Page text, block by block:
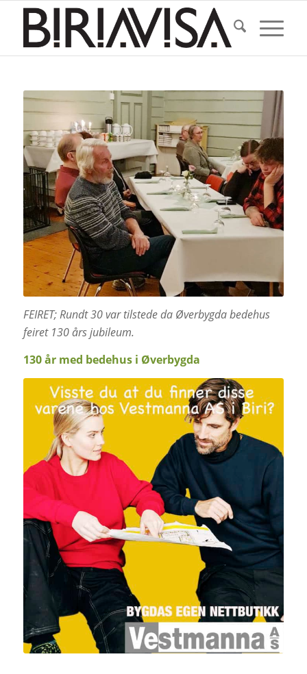
FEIRET; Rundt 30 var tilstede da Øverbygda bedehus
feiret 130 års jubileum.
130 år med bedehus i Øverbygda